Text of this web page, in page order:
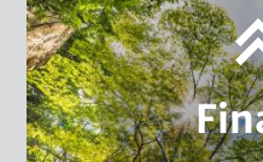
Nachhaltige
Finance